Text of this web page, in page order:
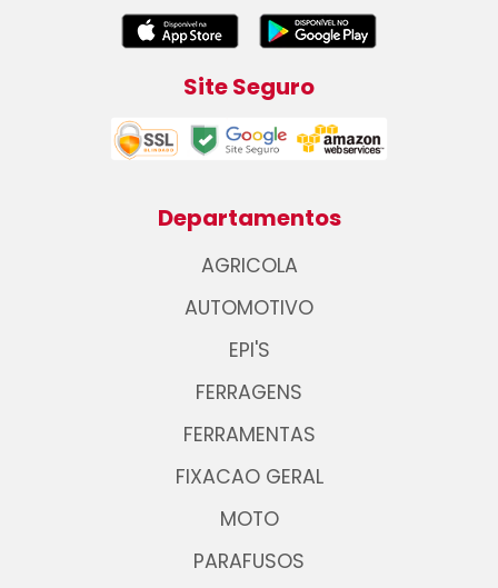
Site Seguro
Departamentos
AGRICOLA
AUTOMOTIVO
EPI'S
FERRAGENS
FERRAMENTAS
FIXACAO GERAL
MOTO
PARAFUSOS